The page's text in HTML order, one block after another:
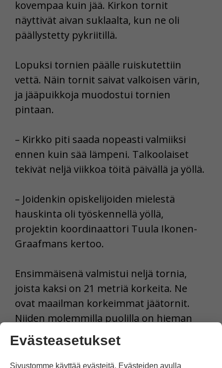
kovempaa kuin jää. Kirkon tornit
näyttivät aivan suklaalta, kun ne oli
päällystetty pykriitillä.
Lopuksi tornien päälle ruiskutettiin
vettä. Näin tornit saivat valkoisen värin,
ja jääpuikkoja muodostui tornien
pintaan.
– Kirkko piti saada nopeasti valmiiksi
ennen kuin sää lämpeni. Talkoolaiset
tekivät neljä viikkoa töitä päivällä ja yöllä.
– Joidenkin opiskelijoiden mielestä
hauskinta oli työskennellä yöllä,
projektin koordinaattori Tuula Ikonen-
Graafmans kertoo.
Ensimmäisenä valmistui neljä tornia,
joista kaksi on 21 metriä korkeita. Ne
ovat maailman korkeimmat jäätornit.
Niiden molemmilla puolilla on hieman
matalammat, 18 metriä korkeat tornit.
Sitten ilma lämpeni, ja rakentaminen piti
lopettaa.
Evästeasetukset
Sivustomme käyttää evästeitä. Evästeiden avulla